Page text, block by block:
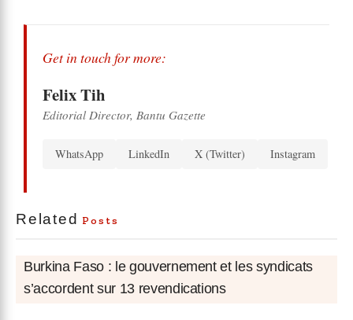
Get in touch for more:
Felix Tih
Editorial Director, Bantu Gazette
WhatsApp LinkedIn X (Twitter) Instagram
Related Posts
Burkina Faso : le gouvernement et les syndicats
s’accordent sur 13 revendications